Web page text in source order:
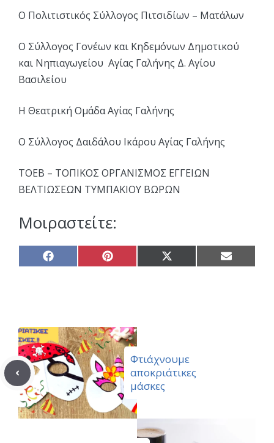
Ο Πολιτιστικός Σύλλογος Πιτσιδίων – Ματάλων
Ο Σύλλογος Γονέων και Κηδεμόνων Δημοτικού
και Νηπιαγωγείου Αγίας Γαλήνης Δ. Αγίου
Βασιλείου
Η Θεατρική Ομάδα Αγίας Γαλήνης
Ο Σύλλογος Δαιδάλου Ικάρου Αγίας Γαλήνης
ΤΟΕΒ – ΤΟΠΙΚΟΣ ΟΡΓΑΝΙΣΜΟΣ ΕΓΓΕΙΩΝ
ΒΕΛΤΙΩΣΕΩΝ ΤΥΜΠΑΚΙΟΥ ΒΩΡΩΝ
Μοιραστείτε:
Share
on
Share
on
Share
on
Share
on
Φτιάχνουμε
αποκριάτικες
μάσκες